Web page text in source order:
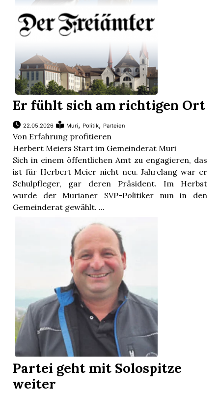
Er fühlt sich am richtigen Ort
22.05.2026 Muri, Politik, Parteien
Von Erfahrung profitieren
Herbert Meiers Start im Gemeinderat Muri
Sich in einem öffentlichen Amt zu engagieren, das
ist für Herbert Meier nicht neu. Jahrelang war er
Schulpfleger, gar deren Präsident. Im Herbst
wurde der Murianer SVP-Politiker nun in den
Gemeinderat gewählt. ...
Partei geht mit Solospitze
weiter